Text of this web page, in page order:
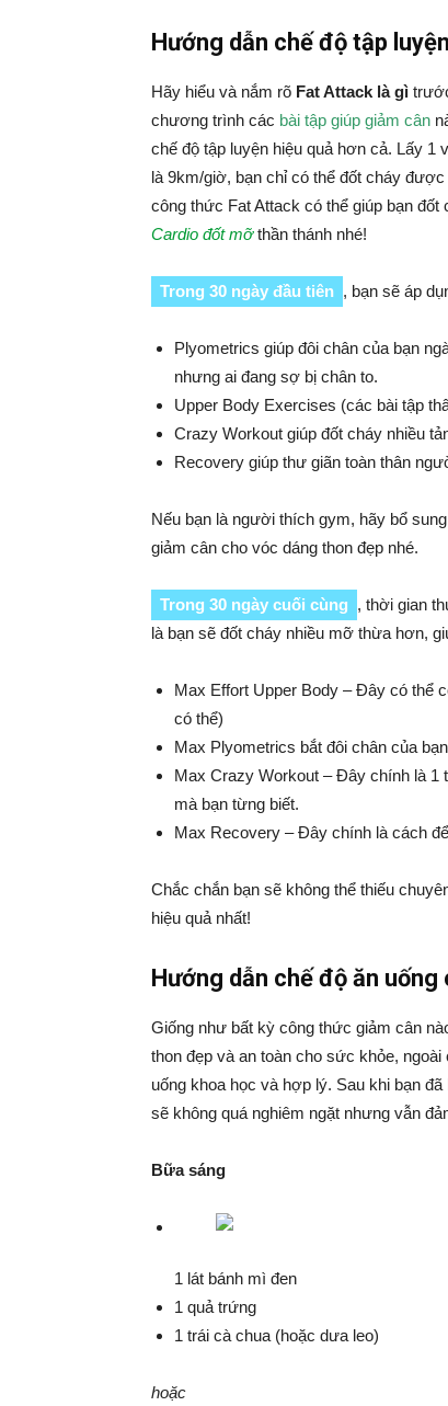
Hướng dẫn chế độ tập
Hãy hiểu và nắm rõ Fat Attack là gì
chương trình các bài tập giúp giảm cân
chế độ tập luyện hiệu quả hơn cả. Lấy 1
là 9km/giờ, bạn chỉ có thể đốt cháy
công thức Fat Attack có thể giúp bạn
Cardio đốt mỡthần thánh nhé!
Trong 30 ngày đầu tiên , bạn sẽ áp
Plyometrics giúp đôi chân của bạn
nhưng ai đang sợ bị chân to.
Upper Body Exercises (các bài tập
Crazy Workout giúp đốt cháy nhiều
Recovery giúp thư giãn toàn thân
Nếu bạn là người thích gym, hãy bổ
giảm cân cho vóc dáng thon đẹp nhé.
Trong 30 ngày cuối cùng , thời gian
là bạn sẽ đốt cháy nhiều mỡ thừa hơn,
Max Effort Upper Body – Đây có thể
có thể)
Max Plyometrics bắt đôi chân của
Max Crazy Workout – Đây chính là 1
mà bạn từng biết.
Max Recovery – Đây chính là cách
Chắc chắn bạn sẽ không thể thiếu
hiệu quả nhất!
Hướng dẫn chế độ ăn
Giống như bất kỳ công thức giảm cân
thon đẹp và an toàn cho sức khỏe,
uống khoa học và hợp lý. Sau khi bạn đã
sẽ không quá nghiêm ngặt nhưng vẫn
Bữa sáng
1 lát bánh mì đen
1 quả trứng
1 trái cà chua (hoặc dưa leo)
hoặc